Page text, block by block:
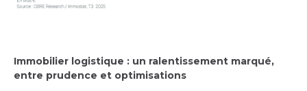
Immobilier logistique : un ralentissement marqué,
entre prudence et optimisations